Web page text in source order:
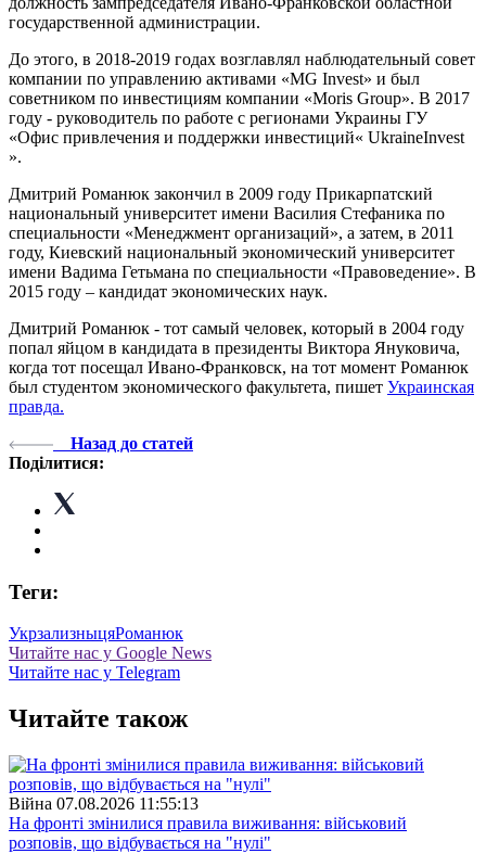
государственной администрации.
До этого, в 2018-2019 годах возглавлял наблюдательный совет
компании по управлению активами «MG Invest» и был
советником по инвестициям компании «Moris Group». В 2017
году - руководитель по работе с регионами Украины ГУ
«Офис привлечения и поддержки инвестиций« UkraineInvest
».
Дмитрий Романюк закончил в 2009 году Прикарпатский
национальный университет имени Василия Стефаника по
специальности «Менеджмент организаций», а затем, в 2011
году, Киевский национальный экономический университет
имени Вадима Гетьмана по специальности «Правоведение». В
2015 году – кандидат экономических наук.
Дмитрий Романюк - тот самый человек, который в 2004 году
попал яйцом в кандидата в президенты Виктора Януковича,
когда тот посещал Ивано-Франковск, на тот момент Романюк
был студентом экономического факультета, пишет Украинская
правда.
Назад до статей
Поділитися:
Теги:
УкрзализныцяРоманюк
Читайте нас у Google News
Читайте нас у Telegram
Читайте також
Війна 07.08.2026 11:55:13
На фронті змінилися правила виживання: військовий
розповів, що відбувається на "нулі"